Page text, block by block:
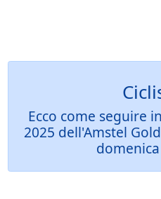
Ecco come seguire
2025 dell'Amstel